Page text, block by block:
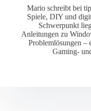
Mario schreibt bei
Spiele, DIY und
Schwerpunkt
Anleitungen zu
Problemlösungen –
Gaming-